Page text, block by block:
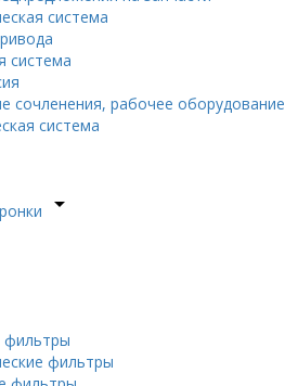
система
система
сочленения, рабочее оборудование
система
arrow_drop_down
фильтры